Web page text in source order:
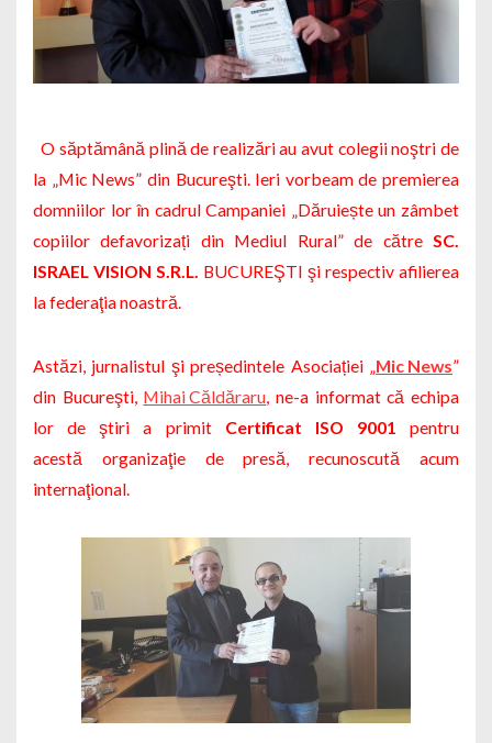
O săptămână plină de realizări au avut colegii noştri de
la „Mic News” din Bucureşti. Ieri vorbeam de premierea
domniilor lor în cadrul Campaniei
„Dăruiește un zâmbet
copiilor defavorizați din Mediul Rural”de către SC.
ISRAEL VISION S.R.L.
BUCUREŞTI şi respectiv afilierea
la federaţia noastră.
Astăzi, jurnalistul şi președintele Asociației „ Mic News”
din Bucureşti, Mihai Căldăraru , ne-a informat că echipa
lor de ştiri a primit Certificat ISO 9001 pentru
acestă
organizaţie de presă, recunoscută acum
internaţional.